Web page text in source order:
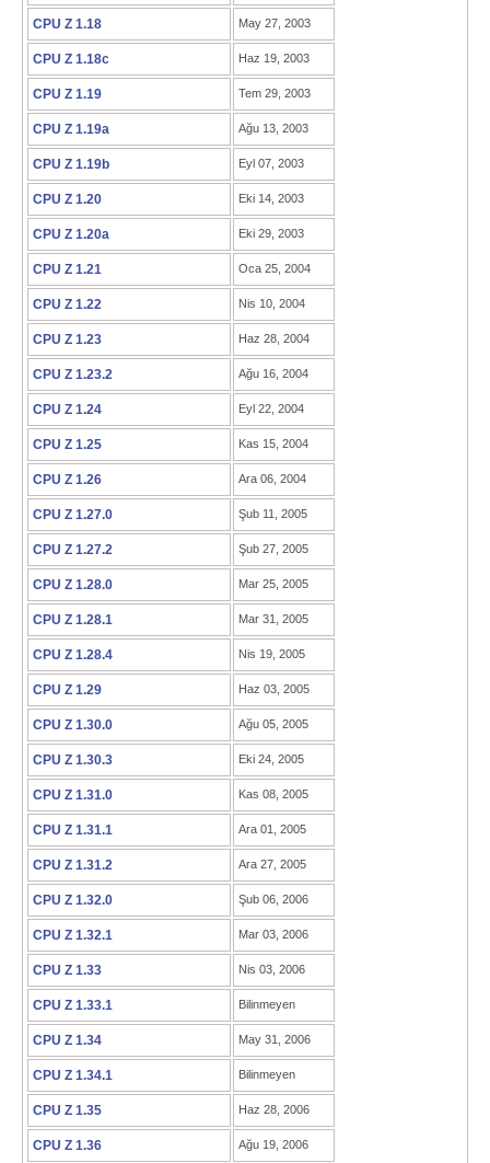
CPU Z 1.18 May 27, 2003
CPU Z 1.18c Haz 19, 2003
CPU Z 1.19 Tem 29, 2003
CPU Z 1.19a Ağu 13, 2003
CPU Z 1.19b Eyl 07, 2003
CPU Z 1.20 Eki 14, 2003
CPU Z 1.20a Eki 29, 2003
CPU Z 1.21 Oca 25, 2004
CPU Z 1.22 Nis 10, 2004
CPU Z 1.23 Haz 28, 2004
CPU Z 1.23.2 Ağu 16, 2004
CPU Z 1.24 Eyl 22, 2004
CPU Z 1.25 Kas 15, 2004
CPU Z 1.26 Ara 06, 2004
CPU Z 1.27.0 Şub 11, 2005
CPU Z 1.27.2 Şub 27, 2005
CPU Z 1.28.0 Mar 25, 2005
CPU Z 1.28.1 Mar 31, 2005
CPU Z 1.28.4 Nis 19, 2005
CPU Z 1.29 Haz 03, 2005
CPU Z 1.30.0 Ağu 05, 2005
CPU Z 1.30.3 Eki 24, 2005
CPU Z 1.31.0 Kas 08, 2005
CPU Z 1.31.1 Ara 01, 2005
CPU Z 1.31.2 Ara 27, 2005
CPU Z 1.32.0 Şub 06, 2006
CPU Z 1.32.1 Mar 03, 2006
CPU Z 1.33 Nis 03, 2006
CPU Z 1.33.1 Bilinmeyen
CPU Z 1.34 May 31, 2006
CPU Z 1.34.1 Bilinmeyen
CPU Z 1.35 Haz 28, 2006
CPU Z 1.36 Ağu 19, 2006